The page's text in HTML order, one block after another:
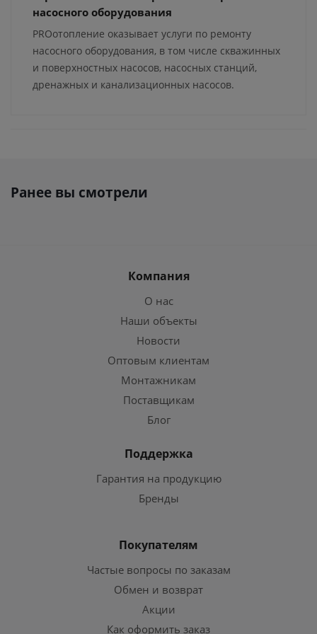
насосного оборудования
PROотопление оказывает услуги по ремонту
насосного оборудования, в том числе скважинных
и поверхностных насосов, насосных станций,
дренажных и канализационных насосов.
Ранее вы смотрели
Компания
О нас
Наши объекты
Новости
Оптовым клиентам
Монтажникам
Поставщикам
Блог
Поддержка
Гарантия на продукцию
Бренды
Покупателям
Частые вопросы по заказам
Обмен и возврат
Акции
Как оформить заказ